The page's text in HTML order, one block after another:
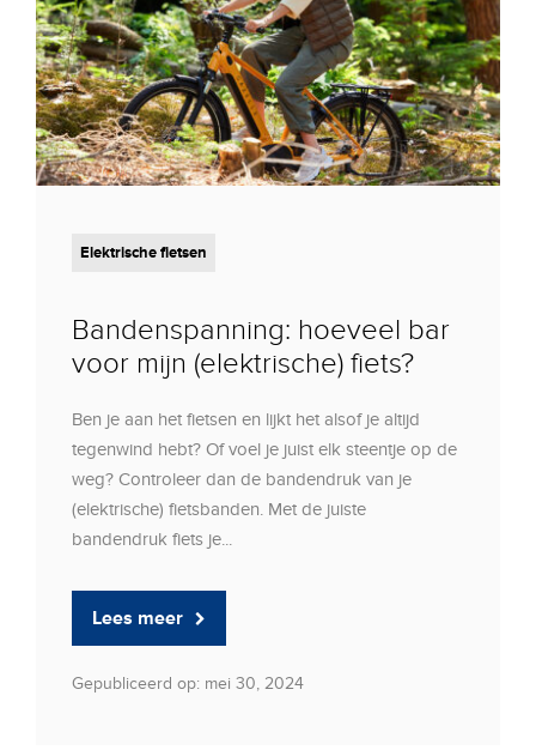
Elektrische fietsen
Bandenspanning: hoeveel bar
voor mijn (elektrische) fiets?
Ben je aan het fietsen en lijkt het alsof je altijd
tegenwind hebt? Of voel je juist elk steentje op de
weg? Controleer dan de bandendruk van je
(elektrische) fietsbanden. Met de juiste
bandendruk fiets je...
Lees meer
Gepubliceerd op: mei 30, 2024